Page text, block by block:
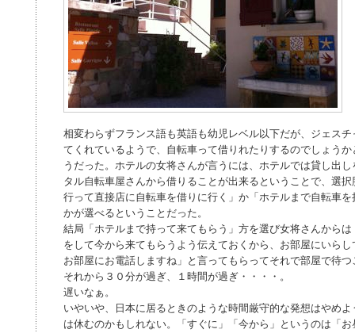
相変わらずフランス語も英語も幼児レベル以下だが、ジェス
てくれているようで、自転車って借りれたりするのでしょう
うだった。ホテルの女将さんが言うには、ホテルでは貸し出
タル自転車屋さんから借りることが出来るということで、選
行って直接店に自転車を借りに行く」か「ホテルまで自転車
かが選べるということだった。
結局「ホテルまで持って来てもらう」方を選び女将さんから
をして今から来てもらうよう伝えておくから、お部屋にいら
お部屋にお電話しますね」と言ってもらってそれで部屋で待
それから３０分が過ぎ、１時間が過ぎ・・・・。
遅いなぁ。
いやいや、日本に居るときのような時間厳守的な発想はやめ
は休むのかもしれない。「すぐに」「今から」というのは「